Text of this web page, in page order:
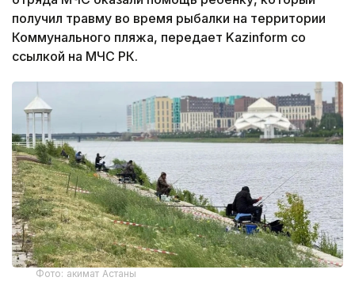
получил травму во время рыбалки на территории
Коммунального пляжа, передает Kazinform со
ссылкой на МЧС РК.
Фото: акимат Астаны